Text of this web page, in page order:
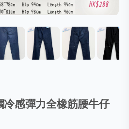
冷感彈力全橡筋腰牛仔